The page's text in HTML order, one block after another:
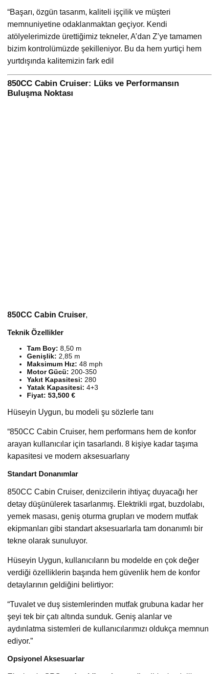
“Başarı, özgün tasarım, kaliteli işçilik ve müşteri
memnuniyetine odaklanmaktan geçiyor. Kendi
atölyelerimizde ürettiğimiz tekneler, A’dan Z’ye tamamen
bizim kontrolümüzde şekilleniyor. Bu da hem yurtiçi hem
yurtdışında kalitemizin fark edil
850CC Cabin Cruiser: Lüks ve Performansın
Buluşma Noktası
850CC Cabin Cruiser,
Teknik Özellikler
Tam Boy: 8,50 m
Genişlik: 2,85 m
Maksimum Hız: 48 mph
Motor Gücü: 200-350
Yakıt Kapasitesi: 280
Yatak Kapasitesi: 4+3
Fiyat: 53,500 €
Hüseyin Uygun, bu modeli şu sözlerle tanı
“850CC Cabin Cruiser, hem performans hem de konfor
arayan kullanıcılar için tasarlandı. 8 kişiye kadar taşıma
kapasitesi ve modern aksesuarlarıy
Standart Donanımlar
850CC Cabin Cruiser, denizcilerin ihtiyaç duyacağı her
detay düşünülerek tasarlanmış. Elektrikli ırgat, buzdolabı,
yemek masası, geniş oturma grupları ve modern mutfak
ekipmanları gibi standart aksesuarlarla tam donanımlı bir
tekne olarak sunuluyor.
Hüseyin Uygun, kullanıcıların bu modelde en çok değer
verdiği özelliklerin başında hem güvenlik hem de konfor
detaylarının geldiğini belirtiyor:
“Tuvalet ve duş sistemlerinden mutfak grubuna kadar her
şeyi tek bir çatı altında sunduk. Geniş alanlar ve
aydınlatma sistemleri de kullanıcılarımızı oldukça memnun
ediyor.”
Opsiyonel Aksesuarlar